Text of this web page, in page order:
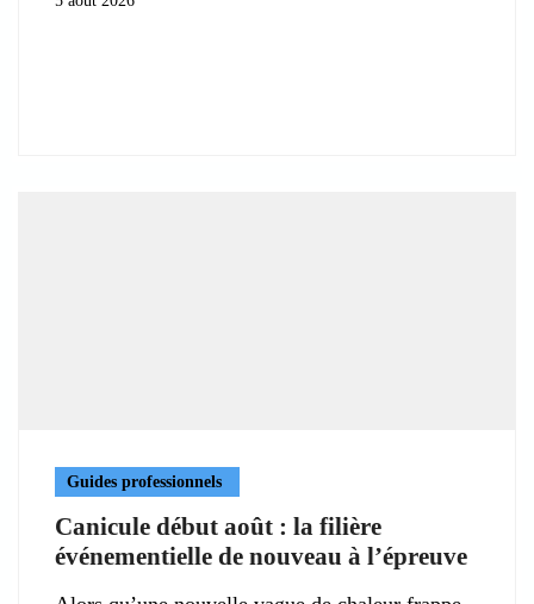
Guides professionnels
Canicule début août : la filière
événementielle de nouveau à l’épreuve